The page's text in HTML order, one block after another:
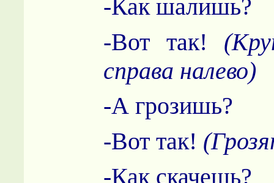
-Как шалишь?
-Вот так!
справа налево)
-А грозишь?
-Вот так!
-Как скачешь?